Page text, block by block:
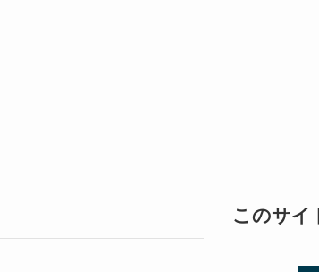
このサイ